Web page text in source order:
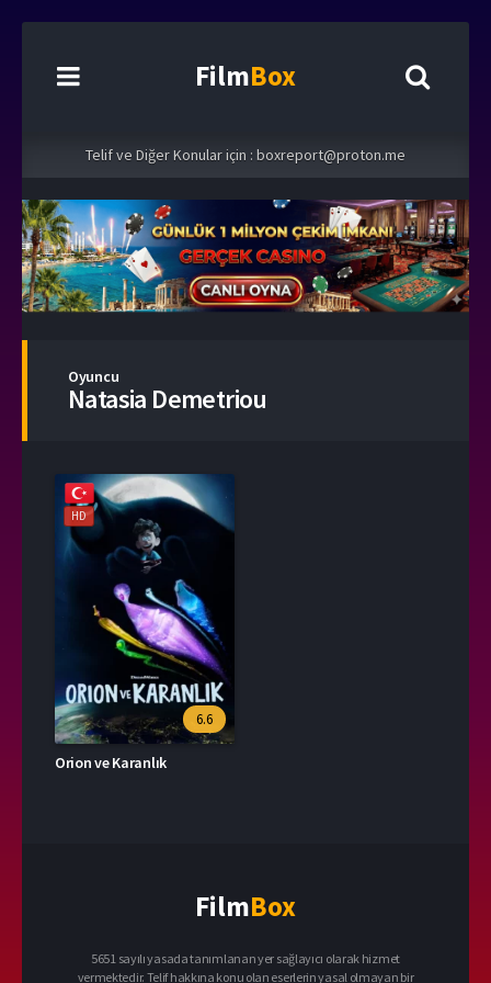
FilmBox
Telif ve Diğer Konular için : boxreport@proton.me
Oyuncu
Natasia Demetriou
HD
6.6
Orion ve Karanlık
FilmBox
5651 sayılı yasada tanımlanan yer sağlayıcı olarak hizmet
vermektedir. Telif hakkına konu olan eserlerin yasal olmayan bir